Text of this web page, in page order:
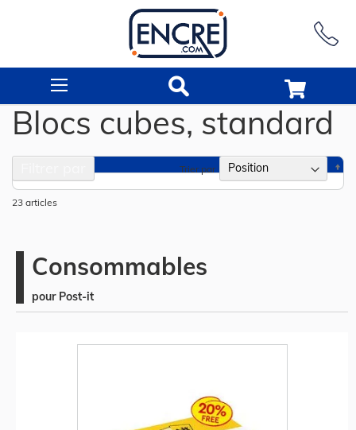
Blocs cubes, standard
23 articles
Trier par
Consommables
pour Post-it